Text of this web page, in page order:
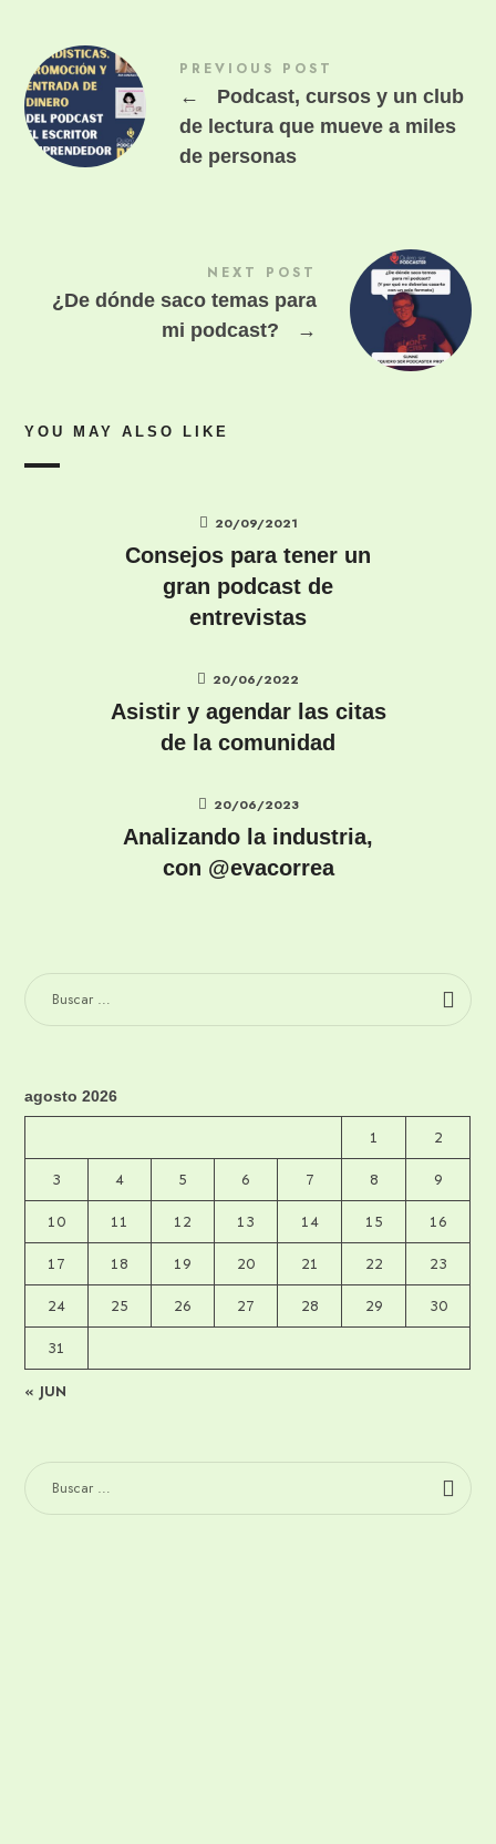
PREVIOUS POST
←
Podcast, cursos y un club
de lectura que mueve a miles
de personas
NEXT POST
¿De dónde saco temas para
mi podcast?
→
YOU MAY ALSO LIKE
20/09/2021
Consejos para tener un
gran podcast de
entrevistas
20/06/2022
Asistir y agendar las citas
de la comunidad
20/06/2023
Analizando la industria,
con @evacorrea
BUSCAR:
agosto 2026
1 2
3 4 5 6 7 8 9
10 11 12 13 14 15 16
17 18 19 20 21 22 23
24 25 26 27 28 29 30
31
« JUN
BUSCAR: